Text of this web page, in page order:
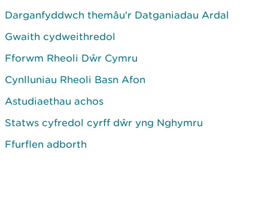
Darganfyddwch themâu'r Datganiadau Ardal
Gwaith cydweithredol
Fforwm Rheoli Dŵr Cymru
Cynlluniau Rheoli Basn Afon
Astudiaethau achos
Statws cyfredol cyrff dŵr yng Nghymru
Ffurflen adborth